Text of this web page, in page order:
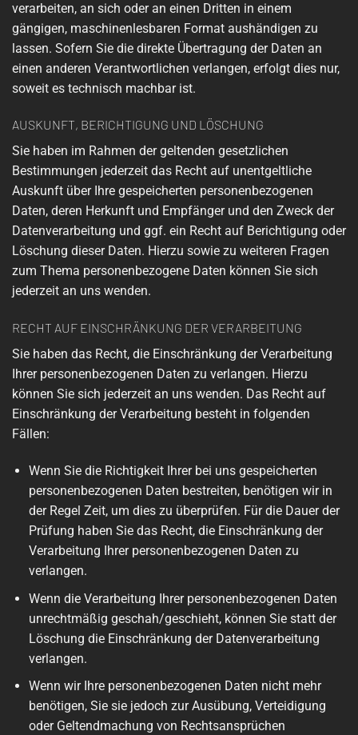
verarbeiten, an sich oder an einen Dritten in einem
gängigen, maschinenlesbaren Format aushändigen zu
lassen. Sofern Sie die direkte Übertragung der Daten an
einen anderen Verantwortlichen verlangen, erfolgt dies nur,
soweit es technisch machbar ist.
AUSKUNFT, BERICHTIGUNG UND LÖSCHUNG
Sie haben im Rahmen der geltenden gesetzlichen
Bestimmungen jederzeit das Recht auf unentgeltliche
Auskunft über Ihre gespeicherten personenbezogenen
Daten, deren Herkunft und Empfänger und den Zweck der
Datenverarbeitung und ggf. ein Recht auf Berichtigung oder
Löschung dieser Daten. Hierzu sowie zu weiteren Fragen
zum Thema personenbezogene Daten können Sie sich
jederzeit an uns wenden.
RECHT AUF EINSCHRÄNKUNG DER VERARBEITUNG
Sie haben das Recht, die Einschränkung der Verarbeitung
Ihrer personenbezogenen Daten zu verlangen. Hierzu
können Sie sich jederzeit an uns wenden. Das Recht auf
Einschränkung der Verarbeitung besteht in folgenden
Fällen:
Wenn Sie die Richtigkeit Ihrer bei uns gespeicherten
personenbezogenen Daten bestreiten, benötigen wir in
der Regel Zeit, um dies zu überprüfen. Für die Dauer der
Prüfung haben Sie das Recht, die Einschränkung der
Verarbeitung Ihrer personenbezogenen Daten zu
verlangen.
Wenn die Verarbeitung Ihrer personenbezogenen Daten
unrechtmäßig geschah/geschieht, können Sie statt der
Löschung die Einschränkung der Datenverarbeitung
verlangen.
Wenn wir Ihre personenbezogenen Daten nicht mehr
benötigen, Sie sie jedoch zur Ausübung, Verteidigung
oder Geltendmachung von Rechtsansprüchen